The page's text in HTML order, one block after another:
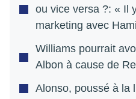
ou vice versa ?: « Il
marketing avec
Williams pourrait
Albon à cause de
Alonso, poussé à la